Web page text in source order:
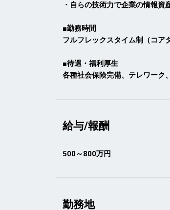
・自らの技術力で企業の情報
■勤務時間
フルフレックスタイム制（コア
■待遇・福利厚生
各種社会保険完備、テレワーク
給与/報酬
500～800万円
勤務地